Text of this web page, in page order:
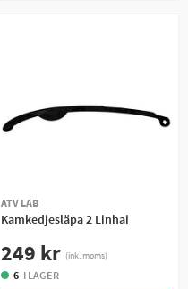
ATV LAB
Kamkedjesläpa 2 Linhai
249 kr (ink. moms)
6 I LAGER